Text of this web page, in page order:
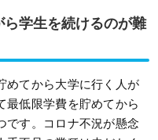
学生を続けるのが難
めてから大学に行く人が
最低限学費を貯めてから
です。コロナ不況が懸念